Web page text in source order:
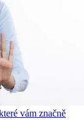
vám značně